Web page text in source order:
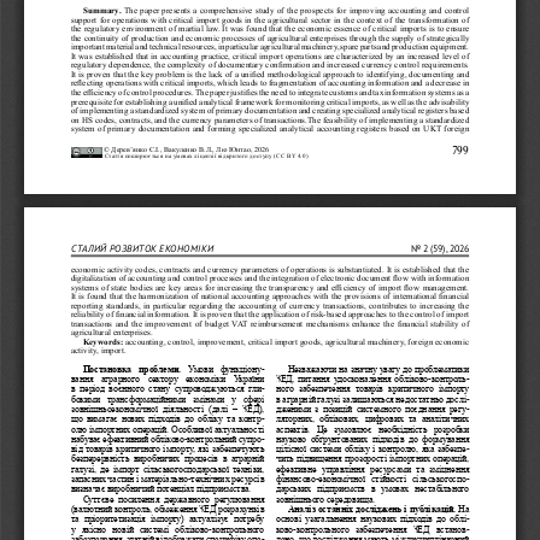
799
Summary.
The paper presents a comprehensive study of the prospects for improving accounting and control
support for operations with critical import goods in the agricultural sector in the context of the transformation of
the regulatory environment of martial law. It was found that the economic essence of critical imports is to ensure
the continuity of production and economic processes of agricultural enterprises through the supply of strategically
important material and technical resources, in particular agricultural machinery, spare parts and production equipment.
It was established that in accounting practice, critical import operations are characterized by an increased level of
regulatory dependence, the complexity of documentary confirmation and increased currency control requirements.
It is proven that the key problem is the lack of a unified methodological approach to identifying, documenting and
reflecting operations with critical imports, which leads to fragmentation of accounting information and a decrease in
the efficiency of control procedures. The paper justifies the need to integrate customs and tax information systems as a
prerequisite for establishing a unified analytical framework for monitoring critical imports, as well as the advisability
of implementing a standardized system of primary documentation and creating specialized analytical registers based
on HS codes, contracts, and the currency parameters of transactions.The feasibility of implementing a standardized
system of primary documentation and forming specialized analytical accounting registers based on UKT foreign
© Дерев’янко С.І., Вакуленко В.Л., Лю Юнтао, 2026
  Стаття поширюється на умовах ліцензії відкритого доступу (CC BY 4.0)
СТАЛИЙ РОЗВИТОК ЕКОНОМІКИ No 2 (59), 2026
economic activity codes, contracts and currency parameters of operations is substantiated. It is established that the
digitalization of accounting and control processes and the integration of electronic document flow with information
systems of state bodies are key areas for increasing the transparency and efficiency of import flow management.
It is found that the harmonization of national accounting approaches with the provisions of international financial
reporting standards, in particular regarding the accounting of currency transactions, contributes to increasing the
reliability of financial information. It is proven that the application of risk-based approaches to the control of import
transactions and the improvement of budget VAT reimbursement mechanisms enhance the financial stability of
agricultural enterprises.
Keywords: accounting, control, improvement, critical import goods, agricultural machinery, foreign economic
activity, import.
Постановка  проблеми.
  Умови  функціону-
вання  аграрного  сектору  економіки  України
в  період  воєнного  стану  супроводжуються  гли-
бокими  трансформаційними  змінами  у  сфері
зовнішньоекономічної  діяльності  (далі  –  ЗЕД),
що  вимагає  нових  підходів  до  обліку  та  контр-
олю імпортних операцій. Особливої актуальності
набуває ефективний обліково-контрольний супро-
від товарів критичного імпорту, які забезпечують
безперервність  виробничих  процесів  в  аграрній
галузі,  де  імпорт  сільськогосподарської  техніки,
запасних частин і матеріально-технічних ресурсів
визначає виробничий потенціал підприємства.
Суттєве  посилення  державного  регулювання
(валютний контроль, обмеження ЗЕД розрахунків
та  пріоритетизація  імпорту)  актуалізує  потребу
у  якісно  новій  системі  обліково-контрольного
Незважаючи на значну увагу до проблематики
ЗЕД, питання удосконалення обліково-контроль-
ного  забезпечення  товарів  критичного  імпорту
в аграрній галузі залишаються недостатньо дослі-
дженими  з  позицій  системного  поєднання  регу-
ляторних,  облікових,  цифрових  та  аналітичних
аспектів.  Це  зумовлює  необхідність  розробки
науково  обґрунтованих  підходів  до  формування
цілісної системи обліку і контролю, яка забезпе-
чить підвищення прозорості імпортних операцій,
ефективне  управління  ресурсами  та  зміцнення
фінансово-економічної  стійкості  сільськогоспо-
дарських  підприємств  в  умовах  нестабільного
зовнішнього середовища.
Аналіз останніх досліджень і публікацій. На
основі  узагальнення  наукових  підходів  до  облі-
ково-контрольного  забезпечення  ЗЕД  встанов-